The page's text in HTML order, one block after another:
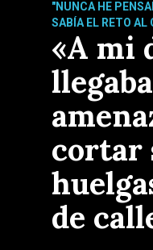
"NUNCA HE
SABÍA EL RETO AL
«A mi
cortar
de